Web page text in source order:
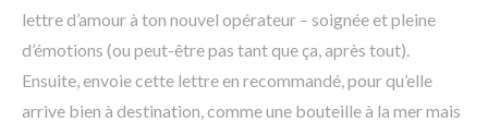
lettre d’amour à ton nouvel opérateur – soignée et pleine
d’émotions (ou peut-être pas tant que ça, après tout).
Ensuite, envoie cette lettre en recommandé, pour qu’elle
arrive bien à destination, comme une bouteille à la mer mais